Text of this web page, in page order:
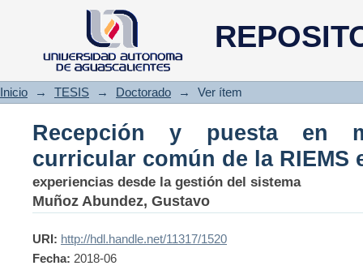
Recepción y puesta en
en Aguascalientes
Inicio → TESIS → Doctorado → Ver ítem
Recepción y puesta en
curricular común de la RIEMS
experiencias desde la gestión del sistema
Muñoz Abundez, Gustavo
URI: http://hdl.handle.net/11317/1520
Fecha: 2018-06